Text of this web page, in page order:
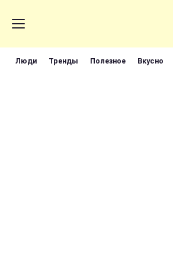
Люди Тренды Полезное Вкусно